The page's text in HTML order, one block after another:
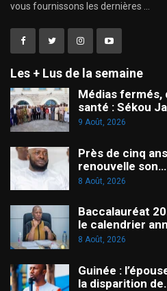
vous fournissons les dernières ...
Les + Lus de la semaine
Médias fermés,
santé : Sékou
9 Août, 2026
Près de cinq
renouvelle son…
8 Août, 2026
Baccalauréat
le calendrier
8 Août, 2026
Guinée :
la disparition